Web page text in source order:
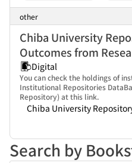
other
Chiba University
Outcomes from
Digital
You can check the holdings of
Institutional Repositories
Repository) at this link.
Chiba University
Search by